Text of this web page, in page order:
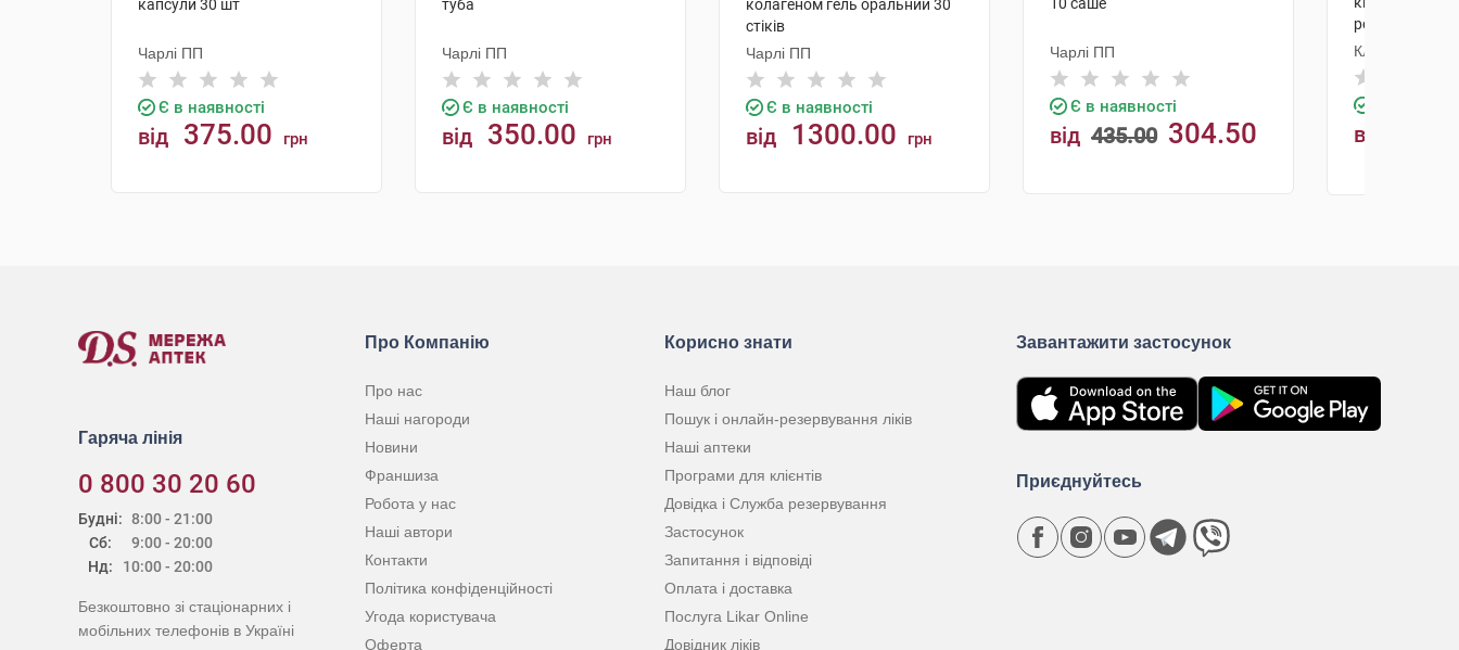
капсули 30 шт
Чарлі ПП
Є в наявності
від 375.00 грн
туба
Чарлі ПП
Є в наявності
від 350.00 грн
колагеном гель оральний 30
стіків
Чарлі ПП
Є в наявності
від 1300.00 грн
Чарлі ПП
Є в наявності
від 435.00 304.50
розчин
стіків
Ключі
від
Гаряча лінія
0 800 30 20 60
Будні:
Сб:
Нд:
8:00 - 21:00
9:00 - 20:00
10:00 - 20:00
Безкоштовно зі стаціонарних і
мобільних телефонів в Україні
Про Компанію
Про нас
Наші нагороди
Новини
Франшиза
Робота у нас
Наші автори
Контакти
Політика конфіденційності
Угода користувача
Оферта
Корисно знати
Наш блог
Пошук і онлайн-резервування ліків
Наші аптеки
Програми для клієнтів
Довідка і Служба резервування
Застосунок
Запитання і відповіді
Оплата і доставка
Послуга Likar Online
Довідник ліків
Завантажити застосунок
Приєднуйтесь